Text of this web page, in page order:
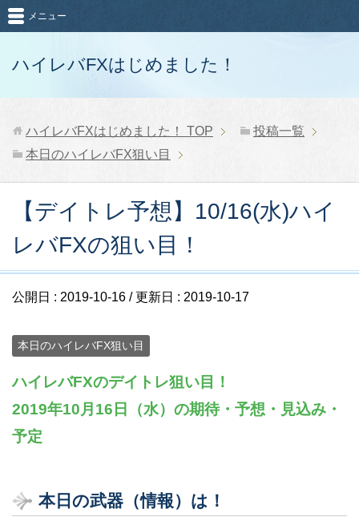
ハイレバFXはじめました！
メニュー
ハイレバFXはじめました！ TOP
投稿一覧
本日のハイレバFX狙い目
【デイトレ予想】10/16(水)ハイ
レバFXの狙い目！
公開日 : 2019-10-16 / 更新日 : 2019-10-17
本日のハイレバFX狙い目
ハイレバFXのデイトレ狙い目！
2019年10月16日（水）の期待・予想・見込み・
予定
本日の武器（情報）は！